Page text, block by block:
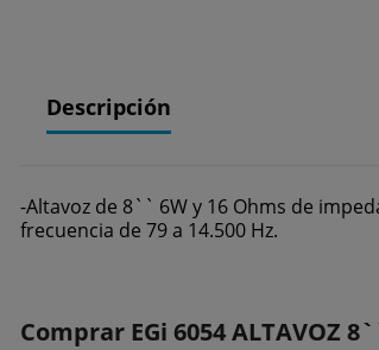
Descripción
-Altavoz de 8`` 6W y 16 Ohms de
frecuencia de 79 a 14.500 Hz.
Comprar EGi 6054 ALTAVOZ